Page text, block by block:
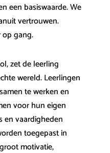
een basiswaarde. We
vertrouwen.
gang.
zet de leerling
wereld. Leerlingen
te werken en
voor hun eigen
en vaardigheden
toegepast in
motivatie,